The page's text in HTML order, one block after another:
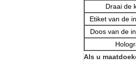
Draai de
Etiket van de
Doos van de
Als u